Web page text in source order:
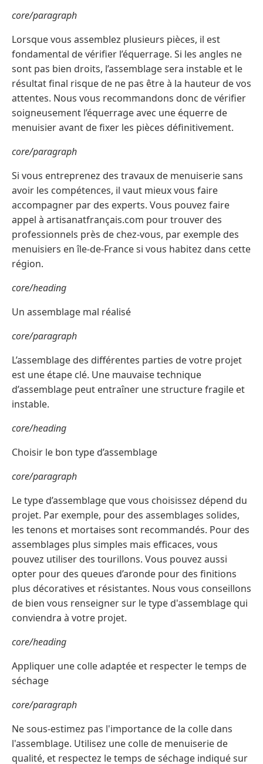
core/paragraph
Lorsque vous assemblez plusieurs pièces, il est
fondamental de vérifier l’équerrage. Si les angles ne
sont pas bien droits, l’assemblage sera instable et le
résultat final risque de ne pas être à la hauteur de vos
attentes. Nous vous recommandons donc de vérifier
soigneusement l’équerrage avec une équerre de
menuisier avant de fixer les pièces définitivement.
core/paragraph
Si vous entreprenez des travaux de menuiserie sans
avoir les compétences, il vaut mieux vous faire
accompagner par des experts. Vous pouvez faire
appel à artisanatfrançais.com pour trouver des
professionnels près de chez-vous, par exemple des
menuisiers en île-de-France si vous habitez dans cette
région.
core/heading
Un assemblage mal réalisé
core/paragraph
L’assemblage des différentes parties de votre projet
est une étape clé. Une mauvaise technique
d’assemblage peut entraîner une structure fragile et
instable.
core/heading
Choisir le bon type d’assemblage
core/paragraph
Le type d’assemblage que vous choisissez dépend du
projet. Par exemple, pour des assemblages solides,
les tenons et mortaises sont recommandés. Pour des
assemblages plus simples mais efficaces, vous
pouvez utiliser des tourillons. Vous pouvez aussi
opter pour des queues d’aronde pour des finitions
plus décoratives et résistantes. Nous vous conseillons
de bien vous renseigner sur le type d'assemblage qui
conviendra à votre projet.
core/heading
Appliquer une colle adaptée et respecter le temps de
séchage
core/paragraph
Ne sous-estimez pas l'importance de la colle dans
l'assemblage. Utilisez une colle de menuiserie de
qualité, et respectez le temps de séchage indiqué sur